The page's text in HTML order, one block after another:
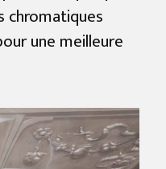
chromatiques
une meilleure